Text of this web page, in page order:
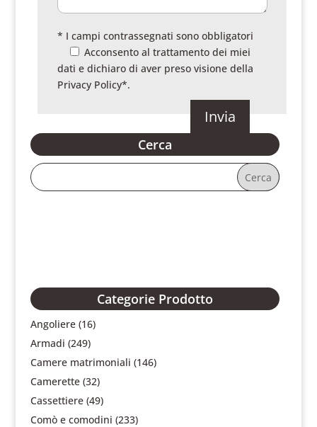
* I campi contrassegnati sono obbligatori
Acconsento al trattamento dei miei
dati e dichiaro di aver preso visione della
Privacy Policy*.
Cerca
Categorie Prodotto
Angoliere (16)
Armadi (249)
Camere matrimoniali (146)
Camerette (32)
Cassettiere (49)
Comò e comodini (233)